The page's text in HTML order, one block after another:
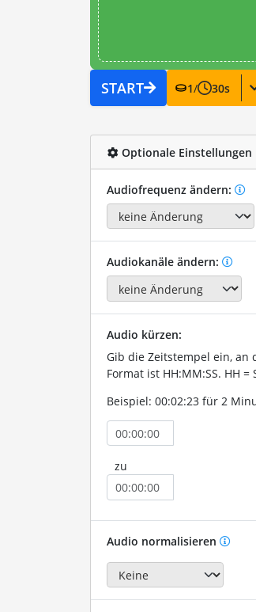
START 1/ 30s
Optionale Einstellungen
Audiofrequenz ändern:
Audiokanäle ändern:
Audio kürzen:
Gib die Zeitstempel ein, an
Format ist HH:MM:SS. HH
Beispiel: 00:02:23 für 2
zu
Audio normalisieren